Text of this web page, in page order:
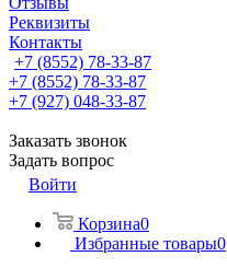
Реквизиты
Контакты
+7 (8552) 78-33-87
+7 (8552) 78-33-87
+7 (927) 048-33-87
Заказать звонок
Задать вопрос
Войти
Корзина0
Избранные товары0